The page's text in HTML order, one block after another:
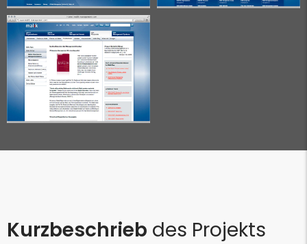
Kurzbeschrieb des Projekts